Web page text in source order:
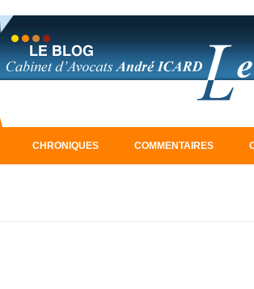
CHRONIQUES COMMENTAIRES